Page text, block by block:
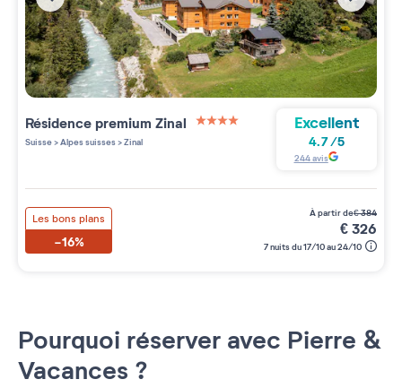
Résidence premium Zinal
Suisse>Alpes suisses>Zinal
Excellent
4.7/5
244avis
Les bons plans
-16%
à partir de€384
€326
7 nuits du 17/10 au 24/10
Pourquoi réserver avec Pierre &
Vacances ?